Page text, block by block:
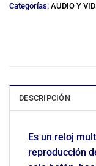
Categorías: AUDIO Y
DESCRIPCIÓN
Es un reloj
reproducción